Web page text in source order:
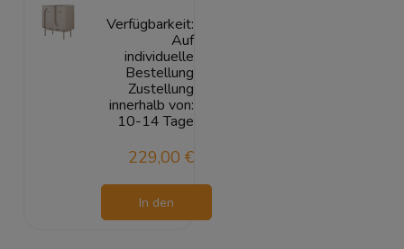
Verfügbarkeit:
Auf
individuelle
Bestellung
Zustellung
innerhalb von:
10-14 Tage
229,00 €
In den